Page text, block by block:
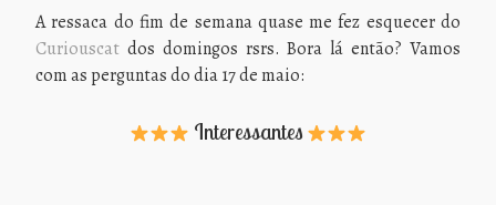
A ressaca do fim de semana quase me fez esquecer do
Curiouscat dos domingos rsrs. Bora lá então? Vamos
com as perguntas do dia 17 de maio:
Interessantes